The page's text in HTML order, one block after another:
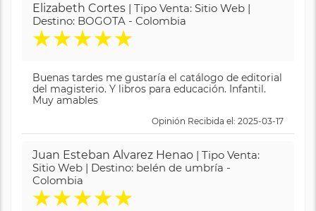
Elizabeth Cortes | Tipo Venta: Sitio Web |
Destino: BOGOTA - Colombia
★★★★★
Buenas tardes me gustaría el catálogo de editorial
del magisterio. Y libros para educación. Infantil.
Muy amables
Opinión Recibida el: 2025-03-17
Juan Esteban Alvarez Henao | Tipo Venta:
Sitio Web | Destino: belén de umbría -
Colombia
★★★★★